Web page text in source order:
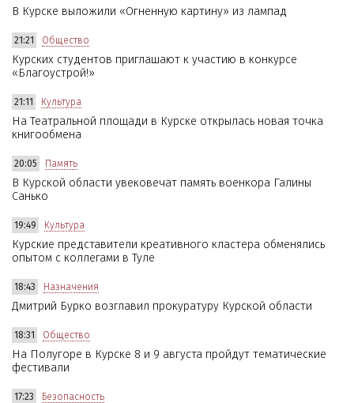
В Курске выложили «Огненную картину» из лампад
21:21 Общество
Курских студентов приглашают к участию в конкурсе
«Благоустрой!»
21:11 Культура
На Театральной площади в Курске открылась новая точка
книгообмена
20:05 Память
В Курской области увековечат память военкора Галины
Санько
19:49 Культура
Курские представители креативного кластера обменялись
опытом с коллегами в Туле
18:43 Назначения
Дмитрий Бурко возглавил прокуратуру Курской области
18:31 Общество
На Полугоре в Курске 8 и 9 августа пройдут тематические
фестивали
17:23 Безопасность